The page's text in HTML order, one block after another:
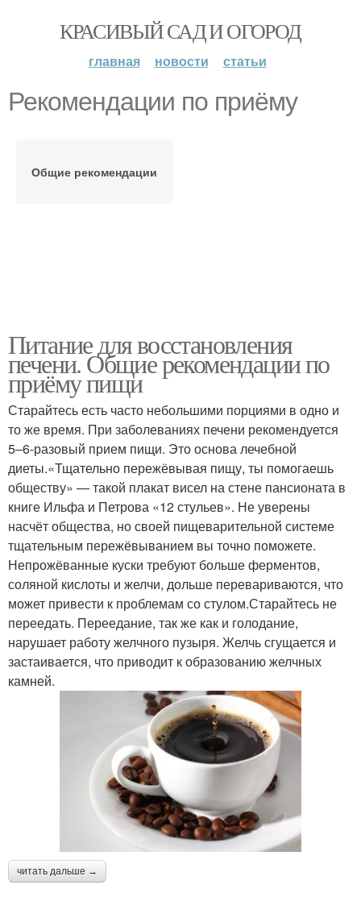
КРАСИВЫЙ САД И ОГОРОД
главная новости статьи
Рекомендации по приёму
Общие рекомендации
Питание для восстановления
печени. Общие рекомендации по
приёму пищи
Старайтесь есть часто небольшими порциями в одно и
то же время. При заболеваниях печени рекомендуется
5–6-разовый прием пищи. Это основа лечебной
диеты.«Тщательно пережёвывая пищу, ты помогаешь
обществу» — такой плакат висел на стене пансионата в
книге Ильфа и Петрова «12 стульев». Не уверены
насчёт общества, но своей пищеварительной системе
тщательным пережёвыванием вы точно поможете.
Непрожёванные куски требуют больше ферментов,
соляной кислоты и желчи, дольше перевариваются, что
может привести к проблемам со стулом.Старайтесь не
переедать. Переедание, так же как и голодание,
нарушает работу желчного пузыря. Желчь сгущается и
застаивается, что приводит к образованию желчных
камней.
читать дальше →